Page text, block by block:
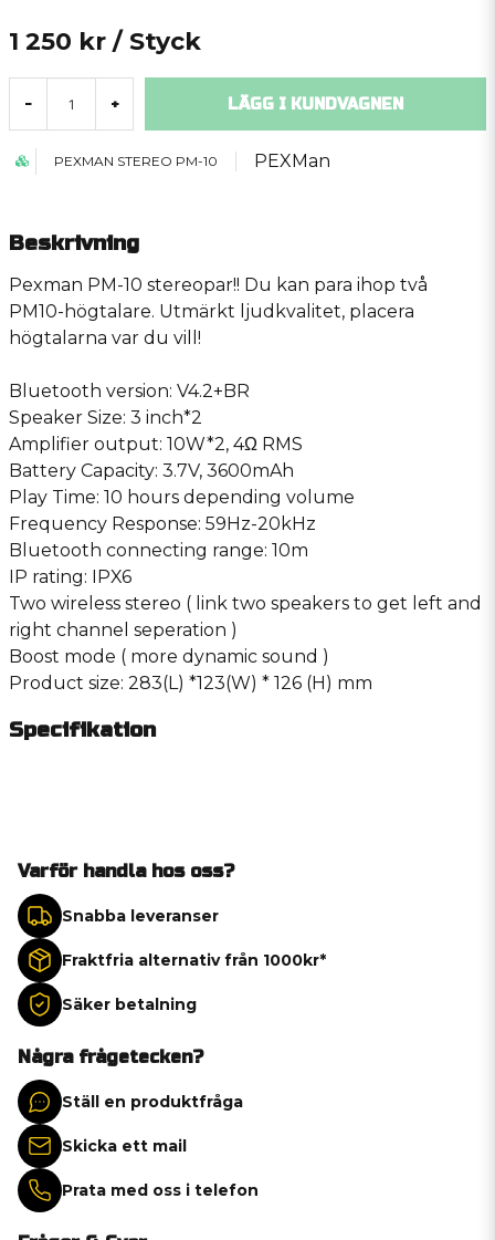
1 250 kr / Styck
- + LÄGG I KUNDVAGNEN
PEXMAN STEREO PM-10 PEXMan
Beskrivning
Pexman PM-10 stereopar!! Du kan para ihop två
PM10-högtalare. Utmärkt ljudkvalitet, placera
högtalarna var du vill!
Bluetooth version: V4.2+BR
Speaker Size: 3 inch*2
Amplifier output: 10W*2, 4Ω RMS
Battery Capacity: 3.7V, 3600mAh
Play Time: 10 hours depending volume
Frequency Response: 59Hz-20kHz
Bluetooth connecting range: 10m
IP rating: IPX6
Two wireless stereo ( link two speakers to get left and
right channel seperation )
Boost mode ( more dynamic sound )
Product size: 283(L) *123(W) * 126 (H) mm
Specifikation
Varför handla hos oss?
Snabba leveranser
Fraktfria alternativ från 1000kr*
Säker betalning
Några frågetecken?
Ställ en produktfråga
Skicka ett mail
Prata med oss i telefon